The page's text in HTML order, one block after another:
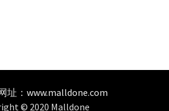
址： www.malldone.com
© 2020 Malldone